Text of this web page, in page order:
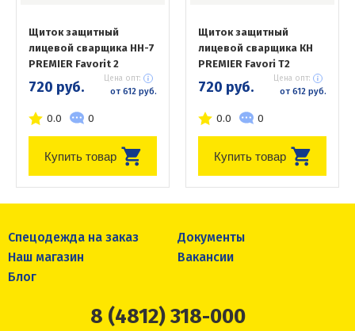
Щиток защитный
лицевой сварщика НН-7
PREMIER Favorit 2
720 руб. Цена опт:
от 612 руб.
0.0 0
Купить товар
Щиток защитный
лицевой сварщика КН
PREMIER Favori T2
720 руб. Цена опт:
от 612 руб.
0.0 0
Купить товар
Спецодежда на заказ
Документы
Наш магазин
Вакансии
Блог
8 (4812) 318-000